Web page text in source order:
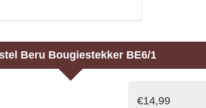
Beru Bougiestekker BE6/1
€14,99